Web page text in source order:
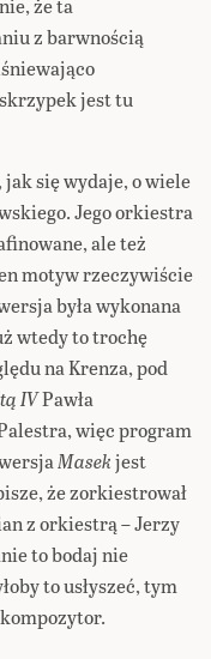
że ta
z barwnością
jest tu
jak się wydaje, o wiele
Jego orkiestra
ale też
motyw rzeczywiście
była wykonana
wtedy to trochę
na Krenza, pod
IVPawła
więc program
Masekjest
że zorkiestrował
z orkiestrą – Jerzy
to bodaj nie
to usłyszeć, tym